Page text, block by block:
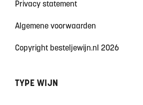
Privacy statement
Algemene voorwaarden
Copyright besteljewijn.nl 2026
TYPE WIJN